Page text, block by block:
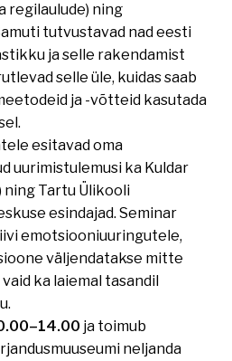
regilaulude) ning
tutvustavad nad eesti
ja selle rakendamist
selle üle, kuidas saab
ja -võtteid kasutada
esitavad oma
uurimistulemusi ka Kuldar
ning Tartu Ülikooli
esindajad. Seminar
emotsiooniuuringutele,
väljendatakse mitte
ka laiemal tasandil
ja toimub
neljanda